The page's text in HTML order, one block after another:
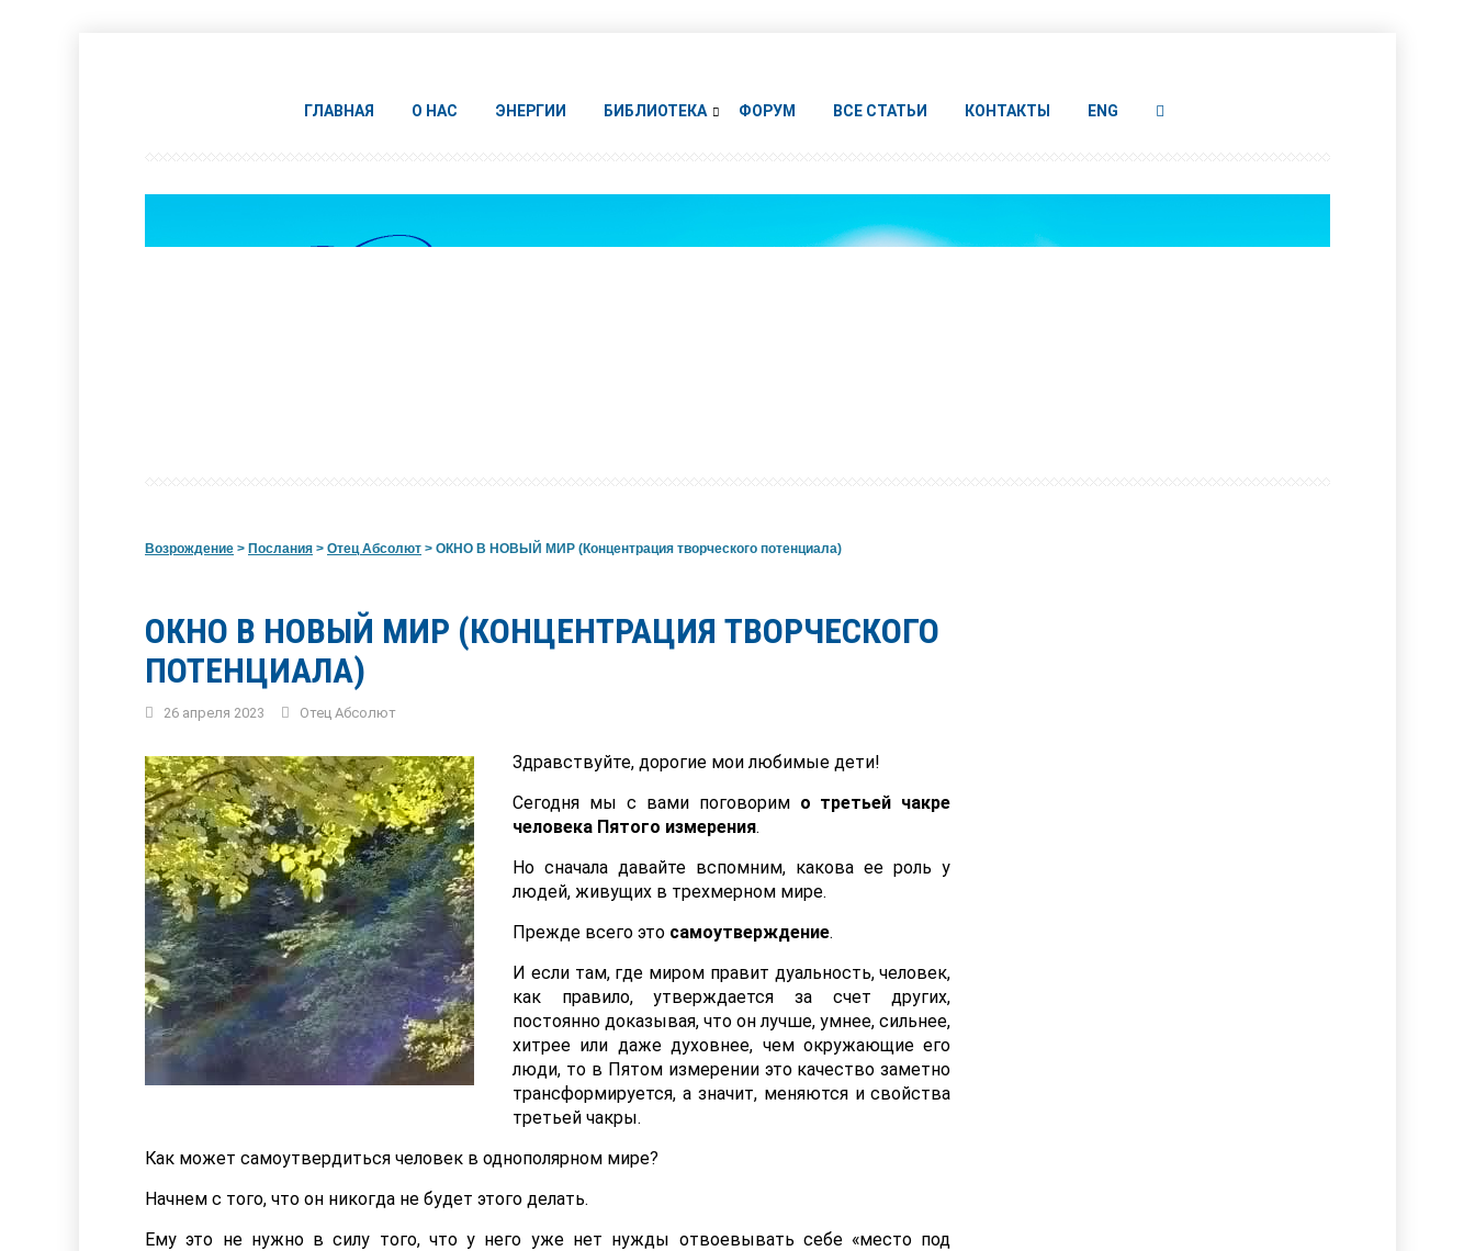
ГЛАВНАЯ О НАС ЭНЕРГИИ БИБЛИОТЕКА ФОРУМ ВСЕ СТАТЬИ КОНТАКТЫ ENG
Возрождение > Послания > Отец Абсолют > ОКНО В НОВЫЙ МИР (Концентрация творческого потенциала)
ОКНО В НОВЫЙ МИР (КОНЦЕНТРАЦИЯ ТВОРЧЕСКОГО
ПОТЕНЦИАЛА)
26 апреля 2023 Отец Абсолют
Здравствуйте, дорогие мои любимые дети!
Сегодня мы с вами поговорим о третьей чакре
человека Пятого измерения.
Но сначала давайте вспомним, какова ее роль у
людей, живущих в трехмерном мире.
Прежде всего это самоутверждение.
И если там, где миром правит дуальность, человек,
как правило, утверждается за счет других,
постоянно доказывая, что он лучше, умнее, сильнее,
хитрее или даже духовнее, чем окружающие его
люди, то в Пятом измерении это качество заметно
трансформируется, а значит, меняются и свойства
третьей чакры.
Как может самоутвердиться человек в однополярном мире?
Начнем с того, что он никогда не будет этого делать.
Ему это не нужно в силу того, что у него уже нет нужды отвоевывать себе «место под